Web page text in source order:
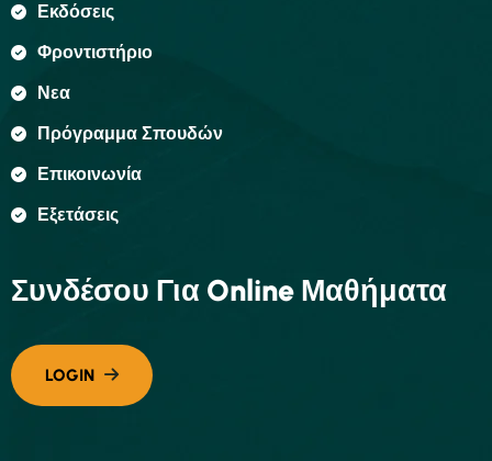
Εκδόσεις
Φροντιστήριο
Νεα
Πρόγραμμα Σπουδών
Επικοινωνία
Εξετάσεις
Συνδέσου Για Online Μαθήματα